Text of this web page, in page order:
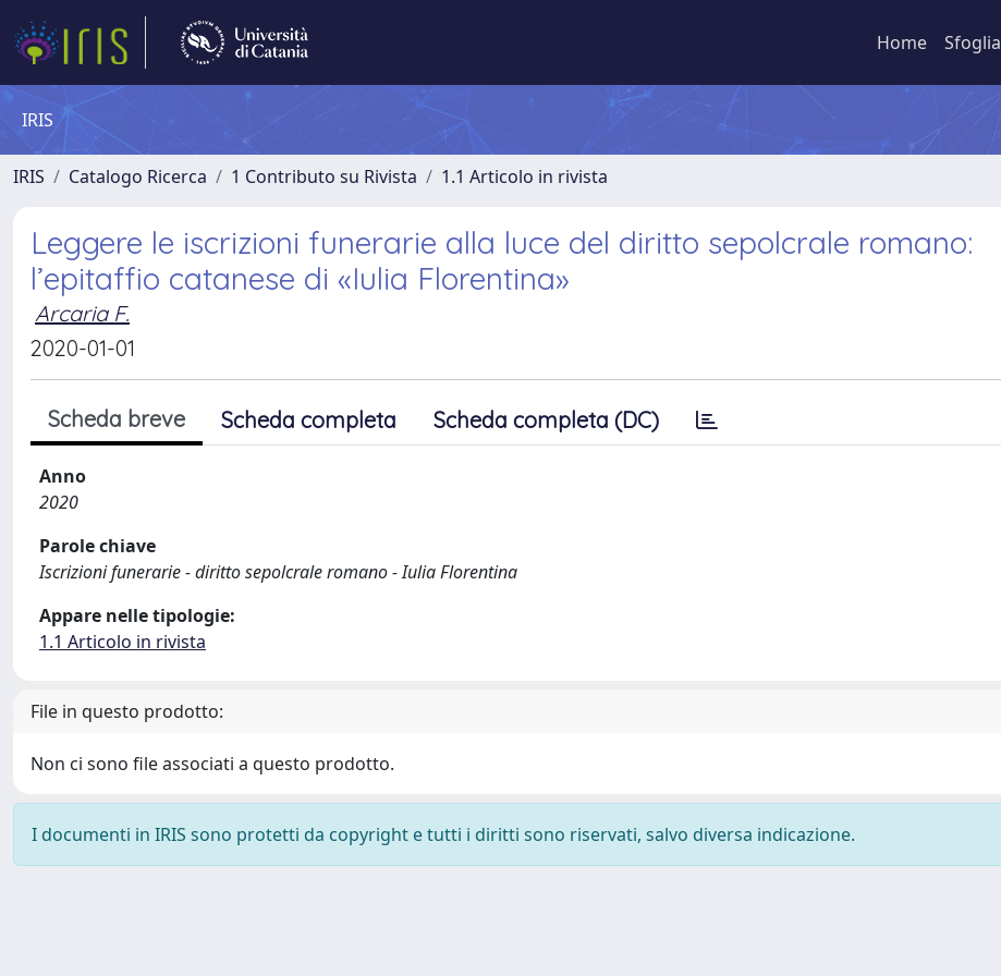
Home Sfoglia
IRIS
IRIS Catalogo Ricerca 1 Contributo su Rivista 1.1 Articolo in rivista
Leggere le iscrizioni funerarie alla luce del diritto sepolcrale romano:
l’epitaffio catanese di «Iulia Florentina»
Arcaria F.
2020-01-01
Scheda breve Scheda completa Scheda completa (DC)
Anno
2020
Parole chiave
Iscrizioni funerarie - diritto sepolcrale romano - Iulia Florentina
Appare nelle tipologie:
1.1 Articolo in rivista
File in questo prodotto:
Non ci sono file associati a questo prodotto.
I documenti in IRIS sono protetti da copyright e tutti i diritti sono riservati, salvo diversa indicazione.